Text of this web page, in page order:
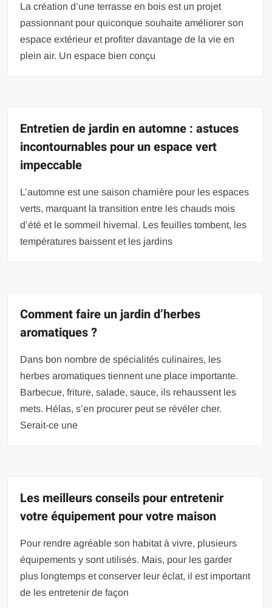
La création d’une terrasse en bois est un projet
passionnant pour quiconque souhaite améliorer son
espace extérieur et profiter davantage de la vie en
plein air. Un espace bien conçu
Entretien de jardin en automne : astuces
incontournables pour un espace vert
impeccable
L’automne est une saison charnière pour les espaces
verts, marquant la transition entre les chauds mois
d’été et le sommeil hivernal. Les feuilles tombent, les
températures baissent et les jardins
Comment faire un jardin d’herbes
aromatiques ?
Dans bon nombre de spécialités culinaires, les
herbes aromatiques tiennent une place importante.
Barbecue, friture, salade, sauce, ils rehaussent les
mets. Hélas, s’en procurer peut se révéler cher.
Serait-ce une
Les meilleurs conseils pour entretenir
votre équipement pour votre maison
Pour rendre agréable son habitat à vivre, plusieurs
équipements y sont utilisés. Mais, pour les garder
plus longtemps et conserver leur éclat, il est important
de les entretenir de façon